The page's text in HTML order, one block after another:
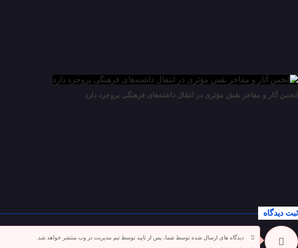
انجمن آثار و مفاخر نقش مؤثری در انتقال داشته‌های فرهنگی بروجرد دارد
ثبت دیدگاه
دیدگاه های ارسال شده توسط شما، پس از تایید توسط تیم مدیریت در وب منتشر خواهد شد.